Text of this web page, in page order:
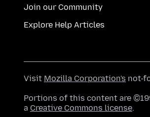
Join our Community
Explore Help Articles
Visit Mozilla Corporation's not-
Portions of this content are
a Creative Commons license.